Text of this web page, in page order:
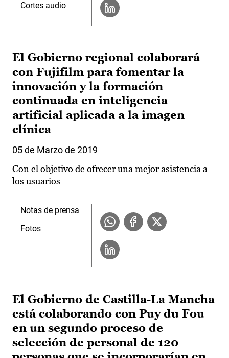
Cortes audio
El Gobierno regional colaborará
con Fujifilm para fomentar la
innovación y la formación
continuada en inteligencia
artificial aplicada a la imagen
clínica
05 de Marzo de 2019
Con el objetivo de ofrecer una mejor asistencia a
los usuarios
Notas de prensa
Fotos
El Gobierno de Castilla-La Mancha
está colaborando con Puy du Fou
en un segundo proceso de
selección de personal de 120